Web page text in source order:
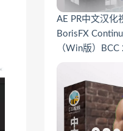
AE PR中文汉化
BorisFX
（Win版）